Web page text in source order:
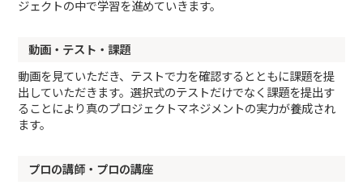
ジェクトの中で学習を進めていきます。
動画・テスト・課題
動画を見ていただき、テストで力を確認するとともに課題を提
出していただきます。選択式のテストだけでなく課題を提出す
ることにより真のプロジェクトマネジメントの実力が養成され
ます。
プロの講師・プロの講座